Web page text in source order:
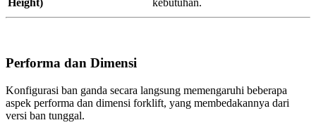
Height)
kebutuhan.
Performa dan Dimensi
Konfigurasi ban ganda secara langsung memengaruhi beberapa
aspek performa dan dimensi forklift, yang membedakannya dari
versi ban tunggal.